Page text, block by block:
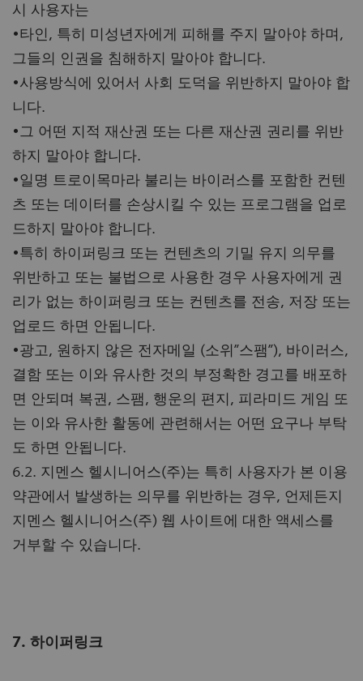
시 사용자는
•타인, 특히 미성년자에게 피해를 주지 말아야 하며,
그들의 인권을 침해하지 말아야 합니다.
•사용방식에 있어서 사회 도덕을 위반하지 말아야 합
니다.
•그 어떤 지적 재산권 또는 다른 재산권 권리를 위반
하지 말아야 합니다.
•일명 트로이목마라 불리는 바이러스를 포함한 컨텐
츠 또는 데이터를 손상시킬 수 있는 프로그램을 업로
드하지 말아야 합니다.
•특히 하이퍼링크 또는 컨텐츠의 기밀 유지 의무를
위반하고 또는 불법으로 사용한 경우 사용자에게 권
리가 없는 하이퍼링크 또는 컨텐츠를 전송, 저장 또는
업로드 하면 안됩니다.
•광고, 원하지 않은 전자메일 (소위”스팸”), 바이러스,
결함 또는 이와 유사한 것의 부정확한 경고를 배포하
면 안되며 복권, 스팸, 행운의 편지, 피라미드 게임 또
는 이와 유사한 활동에 관련해서는 어떤 요구나 부탁
도 하면 안됩니다.
6.2. 지멘스 헬시니어스(주)는 특히 사용자가 본 이용
약관에서 발생하는 의무를 위반하는 경우, 언제든지
지멘스 헬시니어스(주) 웹 사이트에 대한 액세스를
거부할 수 있습니다.
7. 하이퍼링크